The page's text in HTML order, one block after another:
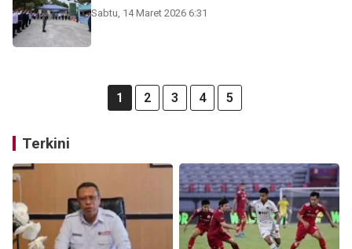
Sabtu, 14 Maret 2026 6:31
1 2 3 4 5
Terkini